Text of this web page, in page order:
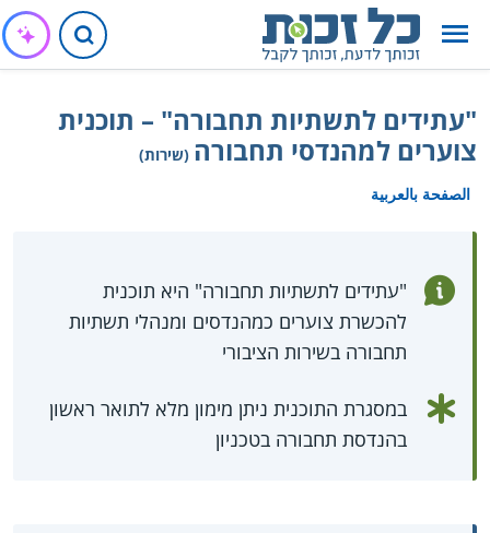
"עתידים לתשתיות תחבורה" – תוכנית
צוערים למהנדסי תחבורה (שירות)
الصفحة بالعربية
"עתידים לתשתיות תחבורה" היא תוכנית
להכשרת צוערים כמהנדסים ומנהלי תשתיות
תחבורה בשירות הציבורי
במסגרת התוכנית ניתן מימון מלא לתואר ראשון
בהנדסת תחבורה בטכניון